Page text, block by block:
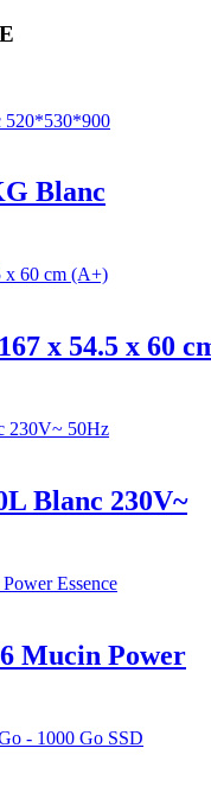
Blanc
x 54.5 x 60
Blanc 230V~
Mucin Power